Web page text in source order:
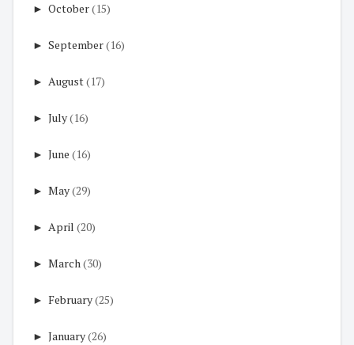
► October(15)
► September(16)
► August(17)
► July(16)
► June (16)
► May(29)
► April (20)
► March(30)
► February(25)
► January(26)